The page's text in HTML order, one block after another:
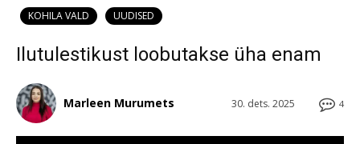
KOHILA VALD
UUDISED
Ilutulestikust loobutakse üha enam
4
30. dets. 2025
Marleen Murumets